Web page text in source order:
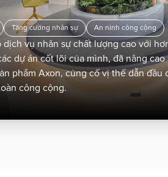
là một website bất động sản kết hợp các
xác minh và dịch vụ chuyên nghiệp.
Tài chính Fintech
một sản phẩm của Dragon Capital
ứng nhu cầu đầu tư và tích lũy tài sản
Tăng cường nhân sự An ninh công cộng
dịch vụ nhân sự chất lượng cao với
dự án cốt lõi của mình, đã nâng
phẩm Axon, củng cố vị thế dẫn đầu
công cộng.